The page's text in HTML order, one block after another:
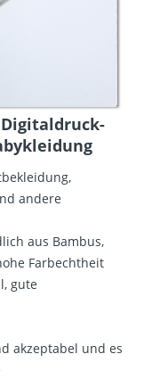
andere
aus Bambus,
Farbechtheit
gute
akzeptabel und es